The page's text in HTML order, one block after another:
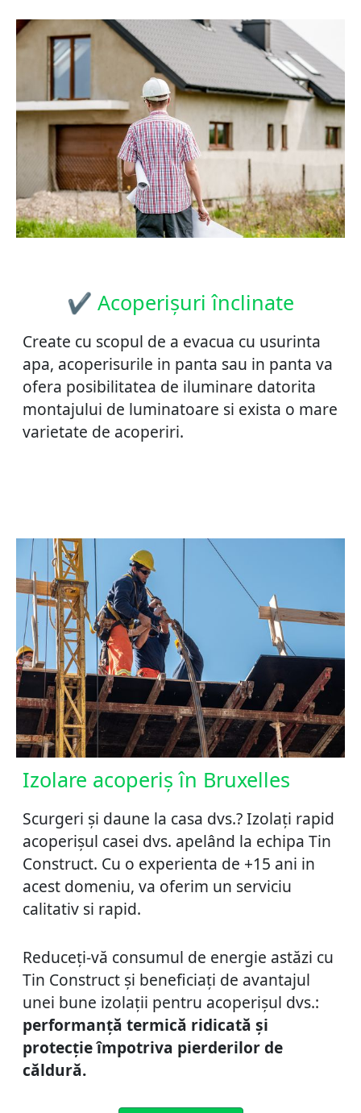
✔ Acoperișuri înclinate
Create cu scopul de a evacua cu usurinta
apa, acoperisurile in panta sau in panta va
ofera posibilitatea de iluminare datorita
montajului de luminatoare si exista o mare
varietate de acoperiri.
Izolare acoperiș în Bruxelles
Scurgeri și daune la casa dvs.? Izolați rapid
acoperișul casei dvs. apelând la echipa Tin
Construct. Cu o experienta de +15 ani in
acest domeniu, va oferim un serviciu
calitativ si rapid.
Reduceți-vă consumul de energie astăzi cu
Tin Construct și beneficiați de avantajul
unei bune izolații pentru acoperișul dvs.:
performanță termică ridicată și
protecție împotriva pierderilor de
căldură.